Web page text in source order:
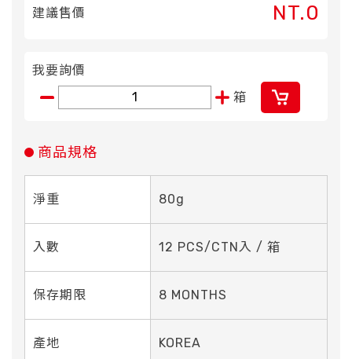
建議售價 NT.0
我要詢價
箱
商品規格
淨重 80g
入數 12 PCS/CTN入 / 箱
保存期限 8 MONTHS
產地 KOREA